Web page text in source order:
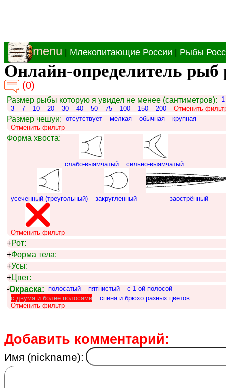
menu Млекопитающие России Рыбы
Онлайн-определитель рыб
(0)
Размер рыбы которую я увидел не менее (сантиметров):
1
3
7 10 20 30 40 50 75 100 150 200 Отменить
Размер чешуи: отсутствует мелкая обычная
крупная
Отменить фильтр
Форма хвоста:
слабо-выямчатый сильно-выямчатый
усеченный (треугольный) закругленный заострённый
Отменить фильтр
+Рот:
+Форма тела:
+Усы:
+Цвет:
-Окраска: полосатый пятнистый
c 1-ой полосой
с двумя и более полосами
спина и брюхо разных цветов
Отменить фильтр
Добавить комментарий:
Имя (nickname):